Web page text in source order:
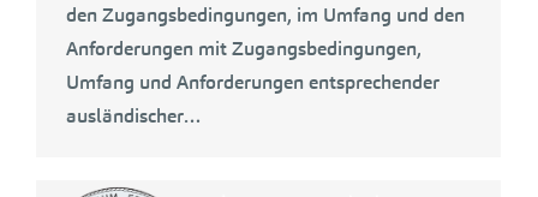
den Zugangsbedingungen, im Umfang und den
Anforderungen mit Zugangsbedingungen,
Umfang und Anforderungen entsprechender
ausländischer…